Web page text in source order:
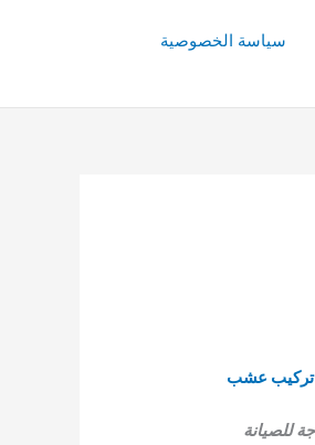
سياسة الخصوصية
هي افضل شركة تركيب عشب صناعي بالدمام؟ | 3. تركيب العشب الصناعي بالدمام | 4. معلم تركيب عشب
للصيانة